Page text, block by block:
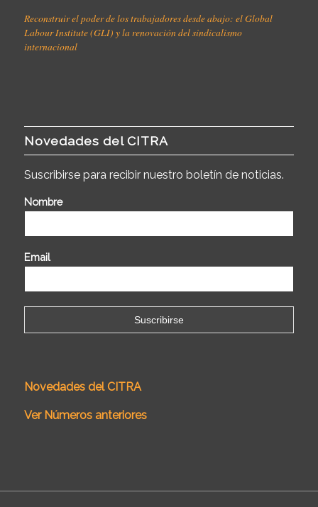
Reconstruir el poder de los trabajadores desde abajo: el Global
Labour Institute (GLI) y la renovación del sindicalismo
internacional
Novedades del CITRA
Suscribirse para recibir nuestro boletín de noticias.
Nombre
Email
Novedades del CITRA
Ver Números anteriores